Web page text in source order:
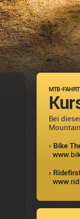
MTB-
Bei
› Bike
›